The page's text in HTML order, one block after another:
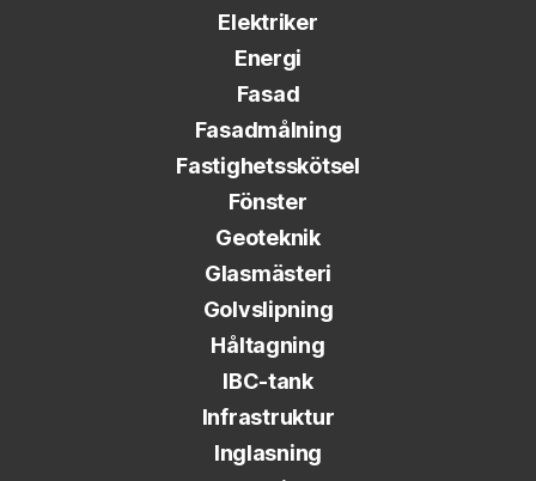
Elektriker
Energi
Fasad
Fasadmålning
Fastighetsskötsel
Fönster
Geoteknik
Glasmästeri
Golvslipning
Håltagning
IBC-tank
Infrastruktur
Inglasning